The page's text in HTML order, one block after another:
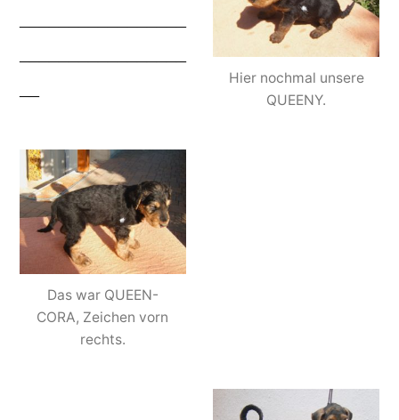
Hier nochmal unsere
QUEENY.
Das war QUEEN-
CORA, Zeichen vorn
rechts.